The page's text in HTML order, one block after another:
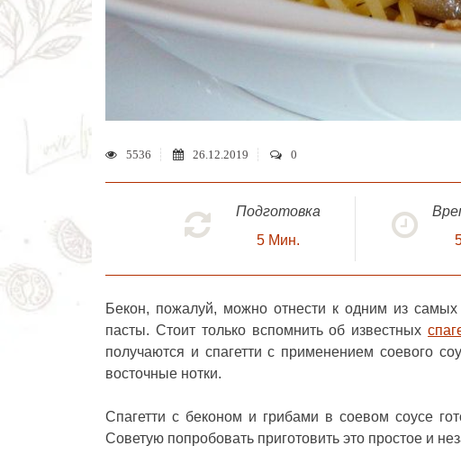
5536 26.12.2019 0
Подготовка
5 Мин.
Бекон, пожалуй, можно отнести к одним из самых
пасты. Стоит только вспомнить об известных
получаются и спагетти с применением соевого
восточные нотки.
Спагетти с беконом и грибами в соевом соусе
Советую попробовать приготовить это простое и